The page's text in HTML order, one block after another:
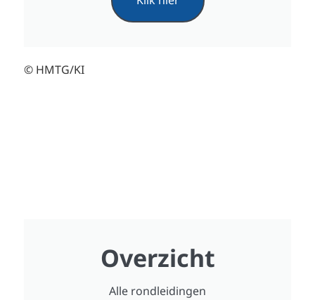
© HMTG/KI
Overzicht
Alle rondleidingen